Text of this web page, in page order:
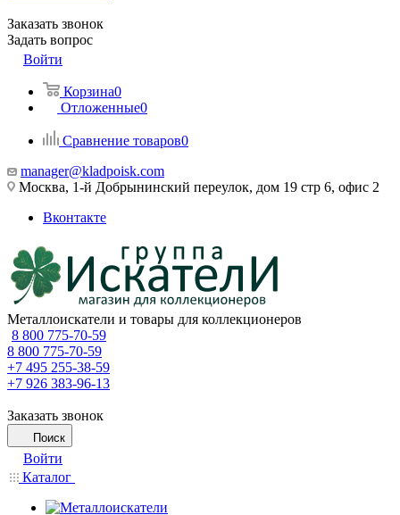
Заказать звонок
Задать вопрос
Войти
Корзина0
Отложенные0
Сравнение товаров0
manager@kladpoisk.com
Москва, 1-й Добрынинский переулок, дом 19 стр 6, офис 2
Вконтакте
Металлоискатели и товары для коллекционеров
8 800 775-70-59
8 800 775-70-59
+7 495 255-38-59
+7 926 383-96-13
Заказать звонок
Поиск
Войти
Каталог